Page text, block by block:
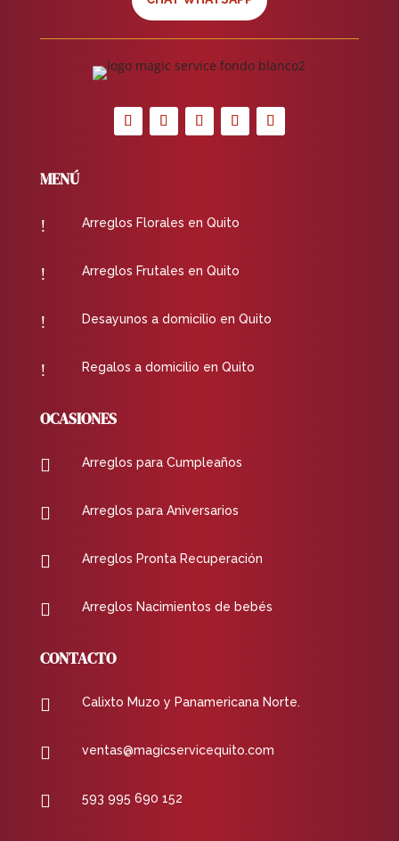
MENÚ
! Arreglos Florales en Quito
! Arreglos Frutales en Quito
! Desayunos a domicilio en Quito
! Regalos a domicilio en Quito
OCASIONES
 Arreglos para Cumpleaños
 Arreglos para Aniversarios
 Arreglos Pronta Recuperación
 Arreglos Nacimientos de bebés
CONTACTO
 Calixto Muzo y Panamericana Norte.
 ventas@magicservicequito.com
 593 995 690 152